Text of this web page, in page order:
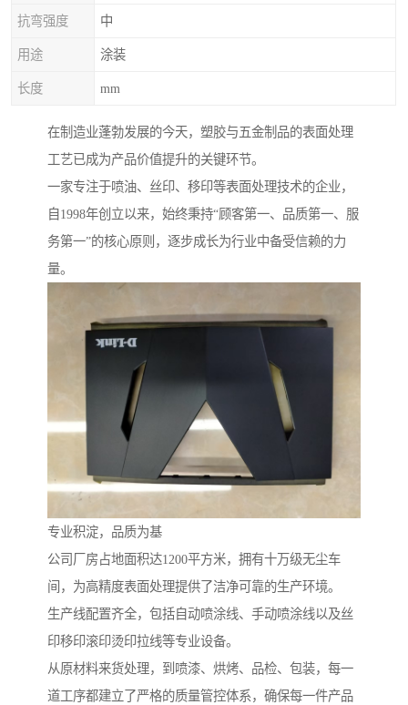
抗弯强度 中
用途 涂装
长度 mm
在制造业蓬勃发展的今天，塑胶与五金制品的表面处理
工艺已成为产品价值提升的关键环节。
一家专注于喷油、丝印、移印等表面处理技术的企业，
自1998年创立以来，始终秉持“顾客第一、品质第一、服
务第一”的核心原则，逐步成长为行业中备受信赖的力
量。
专业积淀，品质为基
公司厂房占地面积达1200平方米，拥有十万级无尘车
间，为高精度表面处理提供了洁净可靠的生产环境。
生产线配置齐全，包括自动喷涂线、手动喷涂线以及丝
印移印滚印烫印拉线等专业设备。
从原材料来货处理，到喷漆、烘烤、品检、包装，每一
道工序都建立了严格的质量管控体系，确保每一件产品